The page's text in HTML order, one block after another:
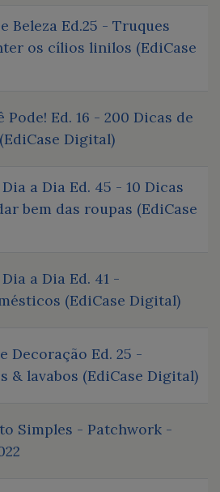
Beleza Ed.25 - Truques
os cílios linilos (EdiCase
Pode! Ed. 16 - 200 Dicas de
Digital)
a Dia Ed. 45 - 10 Dicas
bem das roupas (EdiCase
a Dia Ed. 41 -
(EdiCase Digital)
Decoração Ed. 25 -
& lavabos (EdiCase Digital)
Simples - Patchwork -